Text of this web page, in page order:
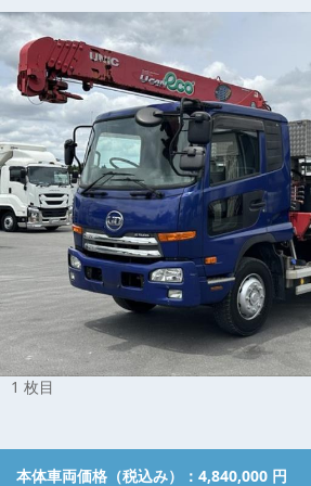
1 枚目
本体車両価格（税込み）： 4,840,000 円